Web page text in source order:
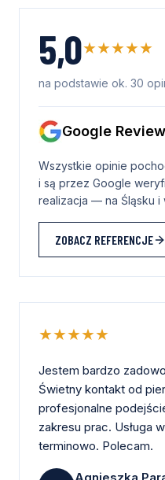
5,0★★★★★
na podstawie ok. 30
Google
Wszystkie opinie
i są przez Google
realizacja — na Śląsku i
ZOBACZ REFERENCJE
★★★★★
Jestem bardzo
Świetny kontakt od
profesjonalne
zakresu prac. Usługa
terminowo. Polecam.